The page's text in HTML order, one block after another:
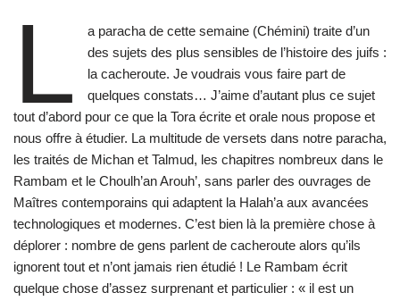
L
a paracha de cette semaine (Chémini) traite d’un
des sujets des plus sensibles de l’histoire des juifs :
la cacheroute. Je voudrais vous faire part de
quelques constats… J’aime d’autant plus ce sujet
tout d’abord pour ce que la Tora écrite et orale nous propose et
nous offre à étudier. La multitude de versets dans notre paracha,
les traités de Michan et Talmud, les chapitres nombreux dans le
Rambam et le Choulh’an Arouh’, sans parler des ouvrages de
Maîtres contemporains qui adaptent la Halah’a aux avancées
technologiques et modernes. C’est bien là la première chose à
déplorer : nombre de gens parlent de cacheroute alors qu’ils
ignorent tout et n’ont jamais rien étudié ! Le Rambam écrit
quelque chose d’assez surprenant et particulier : « il est un